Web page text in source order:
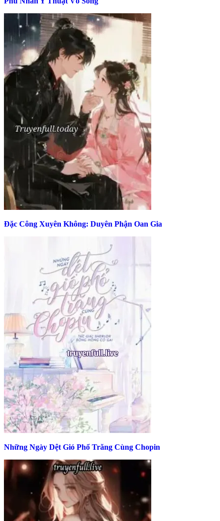
Đặc Công Xuyên Không: Duyên Phận Oan Gia
Những Ngày Dệt Gió Phổ Trăng Cùng Chopin